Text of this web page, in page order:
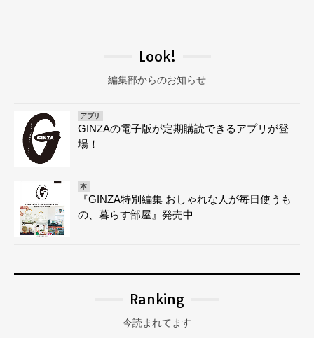
Look!
編集部からのお知らせ
アプリ
GINZAの電子版が定期購読できるアプリが登
場！
本
『GINZA特別編集 おしゃれな人が毎日使うも
の、暮らす部屋』発売中
Ranking
今読まれてます